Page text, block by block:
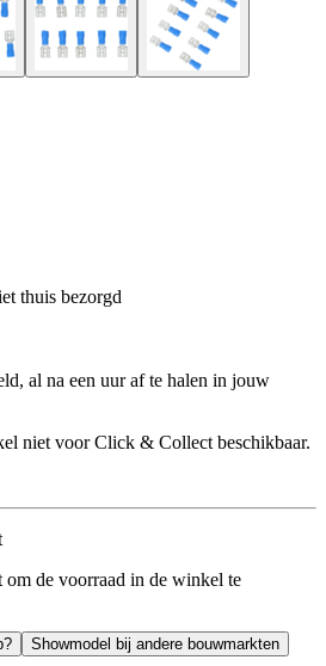
thuis bezorgd
al na een uur af te halen in jouw
niet voor Click & Collect beschikbaar.
de voorraad in de winkel te
Showmodel bij andere bouwmarkten